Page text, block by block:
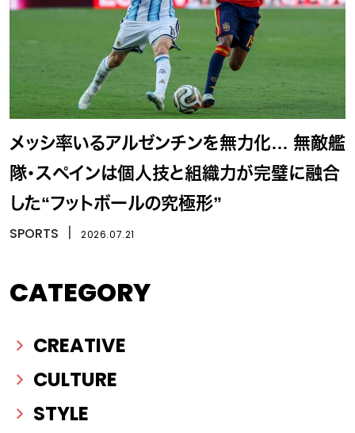
メッシ率いるアルゼンチンを無力化… 無敵艦
隊・スペインは個人技と組織力が完璧に融合
した“フットボールの究極形”
SPORTS 2026.07.21
CATEGORY
CREATIVE
CULTURE
STYLE